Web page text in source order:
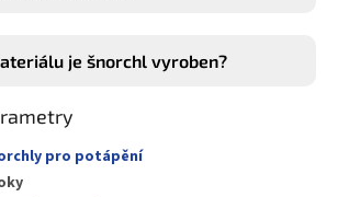
je šnorchl vyroben?
pro potápění